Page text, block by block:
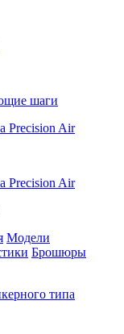
шаги
Precision Air
Precision Air
Модели
Брошюры
типа